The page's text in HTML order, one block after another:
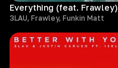
Everything (feat. Frawley)
3LAU, Frawley, Funkin Matt